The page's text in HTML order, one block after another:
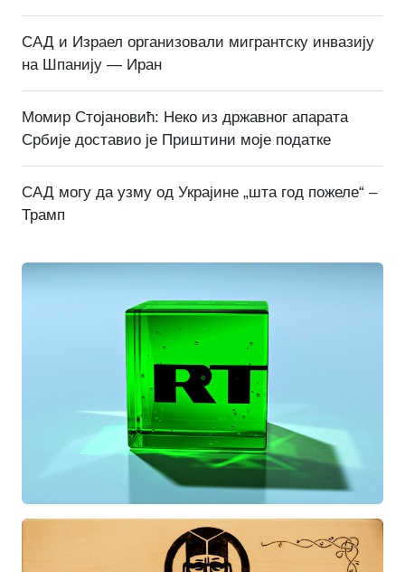
САД и Израел организовали мигрантску инвазију
на Шпанију — Иран
Момир Стојановић: Неко из државног апарата
Србије доставио је Приштини моје податке
САД могу да узму од Украјине „шта год пожеле“ –
Трамп